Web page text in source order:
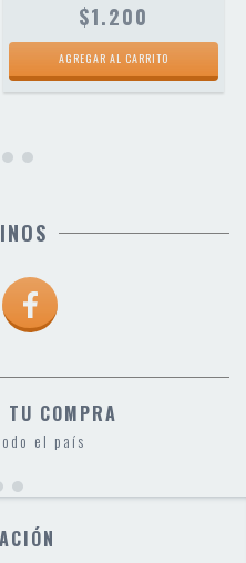
$1.200
AGREGAR AL CARRITO
TU COMPRA
el país